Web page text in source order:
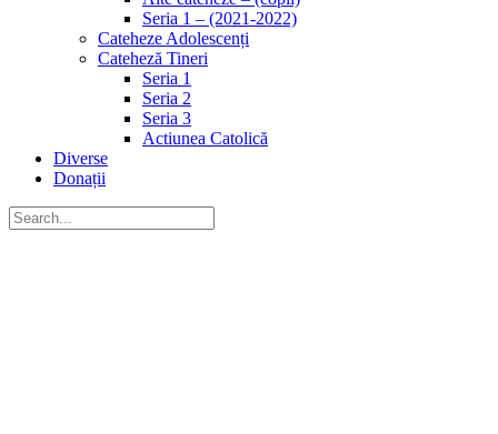
Seria 1 – (2021-2022)
Cateheze Adolescenți
Cateheză Tineri
Seria 1
Seria 2
Seria 3
Actiunea Catolică
Diverse
Donații